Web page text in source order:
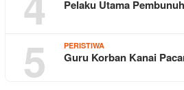
Pelaku Utama
5 PERISTIWA
Guru Korban Kanai